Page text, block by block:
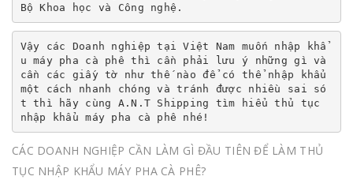
Bộ Khoa học và Công nghệ.
Vậy các Doanh nghiệp tại Việt Nam muốn nhập khẩ
u máy pha cà phê thì cần phải lưu ý những gì và
cần các giấy tờ như thế nào để có thể nhập khẩu
một cách nhanh chóng và tránh được nhiều sai só
t thì hãy cùng A.N.T Shipping tìm hiểu thủ tục
nhập khẩu máy pha cà phê nhé!
CÁC DOANH NGHIỆP CẦN LÀM GÌ ĐẦU TIÊN ĐỂ LÀM THỦ
TỤC NHẬP KHẨU MÁY PHA CÀ PHÊ?